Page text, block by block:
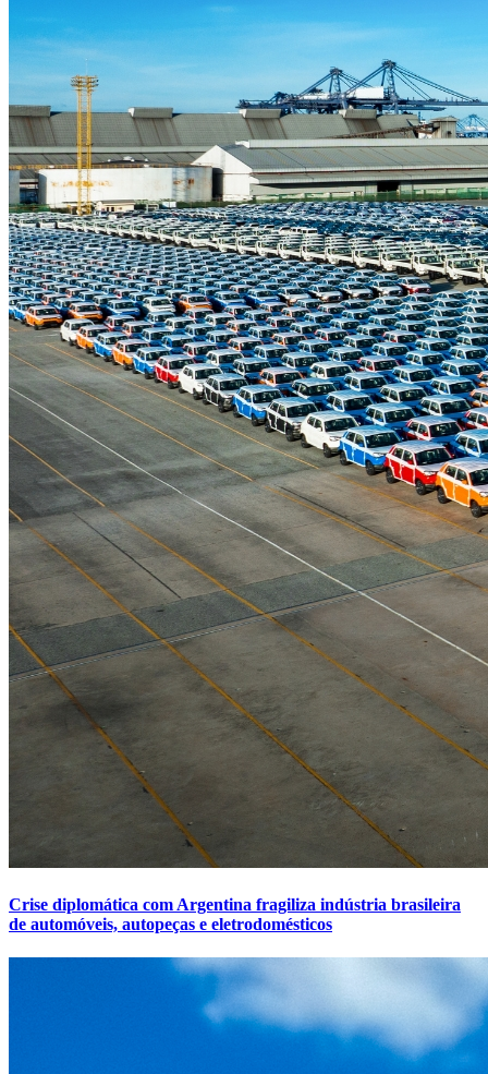
Crise diplomática com Argentina fragiliza indústria brasileira
de automóveis, autopeças e eletrodomésticos